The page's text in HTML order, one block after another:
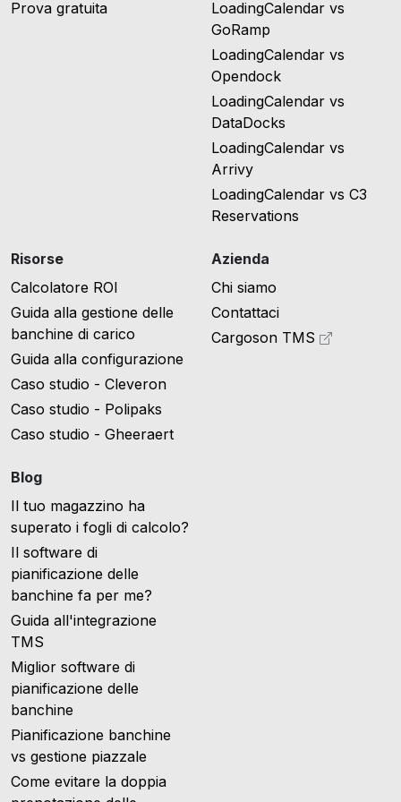
Prova gratuita
LoadingCalendar vs
GoRamp
LoadingCalendar vs
Opendock
LoadingCalendar vs
DataDocks
LoadingCalendar vs
Arrivy
LoadingCalendar vs C3
Reservations
Risorse
Calcolatore ROI
Guida alla gestione delle
banchine di carico
Guida alla configurazione
Caso studio - Cleveron
Caso studio - Polipaks
Caso studio - Gheeraert
Blog
Il tuo magazzino ha
superato i fogli di calcolo?
Il software di
pianificazione delle
banchine fa per me?
Guida all'integrazione
TMS
Miglior software di
pianificazione delle
banchine
Pianificazione banchine
vs gestione piazzale
Come evitare la doppia
Azienda
Chi siamo
Contattaci
Cargoson TMS